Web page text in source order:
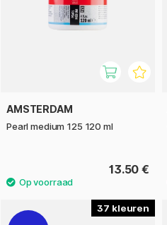
AMSTERDAM
Pearl medium 125 120 ml
13.50 €
37